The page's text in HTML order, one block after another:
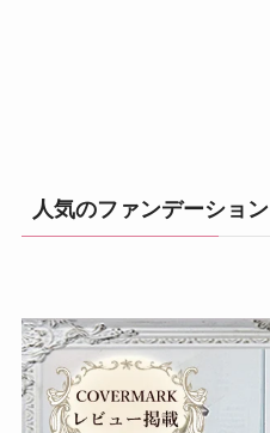
人気のファンデーション